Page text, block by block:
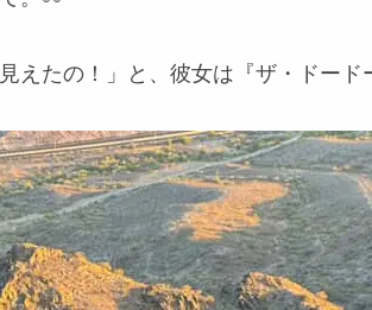
えたの！」と、彼女は『ザ・ドード